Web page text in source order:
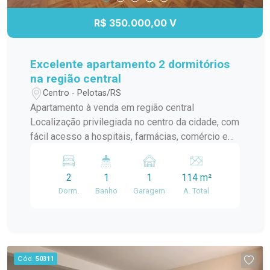
R$ 350.000,00 V
Excelente apartamento 2 dormitórios
na região central
Centro - Pelotas/RS
Apartamento à venda em região central
Localização privilegiada no centro da cidade, com
fácil acesso a hospitais, farmácias, comércio e
para seu conforto e bem-estar. Banheiro social
mobiliado, com acabamentos de qualidade.
Cozinha com móveis sob medida. Espaço de
2
Dorm.
1
Banho
1
Garagem
114 m²
A. Total
Cód. 50311